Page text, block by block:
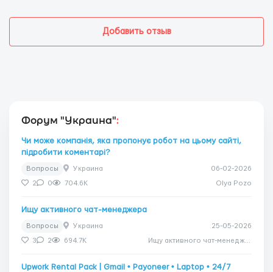
Добавить отзыв
Форум "Украина":
Чи може компанія, яка пропонує робот на цьому сайті,
підробити коментарі?
Вопросы Украина 06-02-2026
2 0 704.6K Olya Pozo
Ищу активного чат-менеджера
Вопросы Украина 25-05-2026
3 2 694.7K
Upwork Rental Pack | Gmail • Payoneer • Laptop • 24/7